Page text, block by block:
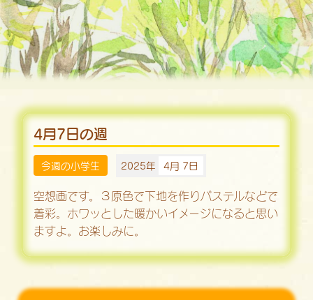
4月7日の週
今週の小学生 2025年 4月 7日
空想画です。３原色で下地を作りパステルなどで
着彩。ホワッとした暖かいイメージになると思い
ますよ。お楽しみに。